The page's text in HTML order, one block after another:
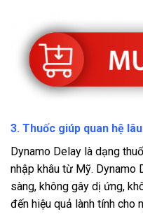
3. Thuốc giúp quan hệ
Dynamo Delay là dạng
nhập khâu từ Mỹ. Dynamo
sàng, không gây dị ứng,
đến hiệu quả lành tính cho